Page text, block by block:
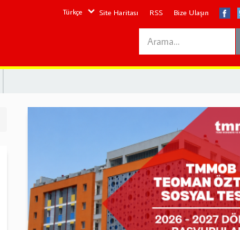
Site Haritası RSS Bize Ulaşın